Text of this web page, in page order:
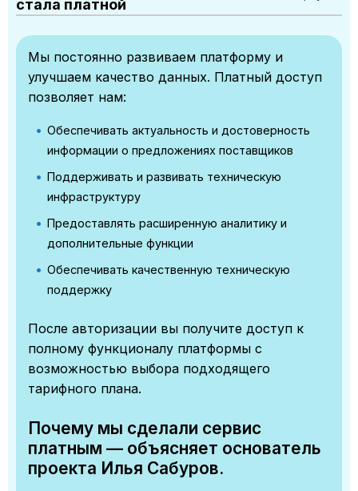
стала платной
Мы постоянно развиваем платформу и
улучшаем качество данных. Платный доступ
позволяет нам:
Обеспечивать актуальность и достоверность
информации о предложениях поставщиков
Поддерживать и развивать техническую
инфраструктуру
Предоставлять расширенную аналитику и
дополнительные функции
Обеспечивать качественную техническую
поддержку
После авторизации вы получите доступ к
полному функционалу платформы с
возможностью выбора подходящего
тарифного плана.
Почему мы сделали сервис
платным — объясняет основатель
проекта Илья Сабуров.